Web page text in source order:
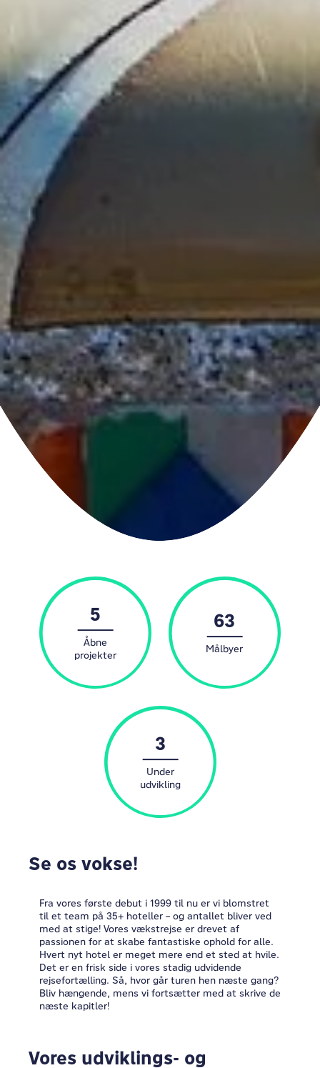
5
Åbne
projekter
63
Målbyer
3
Under
udvikling
Se os vokse!
Fra vores første debut i 1999 til nu er vi blomstret
til et team på 35+ hoteller – og antallet bliver ved
med at stige! Vores vækstrejse er drevet af
passionen for at skabe fantastiske ophold for alle.
Hvert nyt hotel er meget mere end et sted at hvile.
Det er en frisk side i vores stadig udvidende
rejsefortælling. Så, hvor går turen hen næste gang?
Bliv hængende, mens vi fortsætter med at skrive de
næste kapitler!
Vores udviklings- og